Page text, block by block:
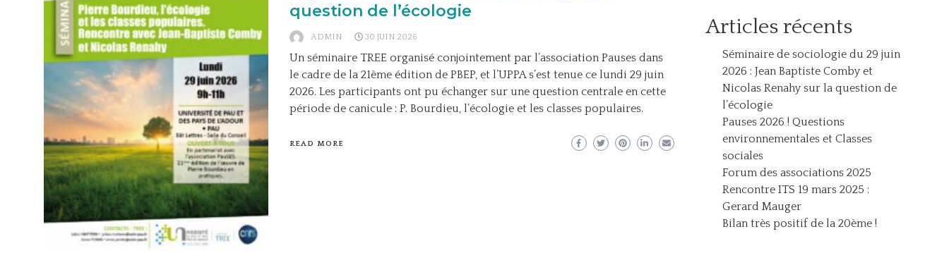
question de l’écologie
ADMIN 30 JUIN 2026
Un séminaire TREE organisé conjointement par l’association Pauses dans
le cadre de la 21ème édition de PBEP, et l’UPPA s’est tenue ce lundi 29 juin
2026. Les participants ont pu échanger sur une question centrale en cette
période de canicule : P. Bourdieu, l’écologie et les classes populaires.
READ MORE
Articles récents
Séminaire de sociologie du 29 juin
2026 : Jean Baptiste Comby et
Nicolas Renahy sur la question de
l’écologie
Pauses 2026 ! Questions
environnementales et Classes
sociales
Forum des associations 2025
Rencontre ITS 19 mars 2025 :
Gerard Mauger
Bilan très positif de la 20ème !